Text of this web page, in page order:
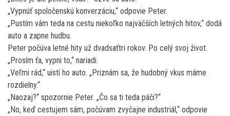
„Vypnúť spoločenskú konverzáciu,“ odpovie Peter.
„Pustím vám teda na cestu niekoľko najväčších letných hitov,“ dodá
auto a zapne hudbu.
Peter počúva letné hity už dvadsaťtri rokov. Po celý svoj život.
„Prosím ťa, vypni to,“ nariadi.
„Veľmi rád,“ uistí ho auto. „Priznám sa, že hudobný vkus máme
rozdielny.“
„Naozaj?“ spozornie Peter. „Čo sa ti teda páči?“
„No, keď cestujem sám, počúvam zvyčajne industriál,“ odpovie